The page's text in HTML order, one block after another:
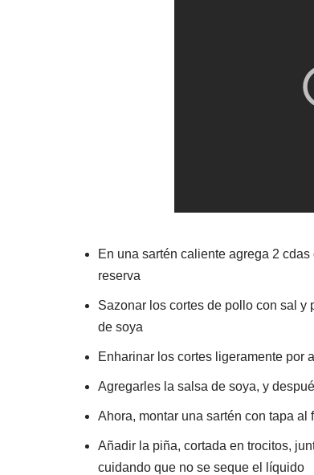
En una sartén caliente agrega 2
reserva
Sazonar los cortes de pollo con sal y
de soya
Enharinar los cortes ligeramente por
Agregarles la salsa de soya, y
Ahora, montar una sartén con tapa
Añadir la piña, cortada en trocitos,
cuidando que no se seque el líquido